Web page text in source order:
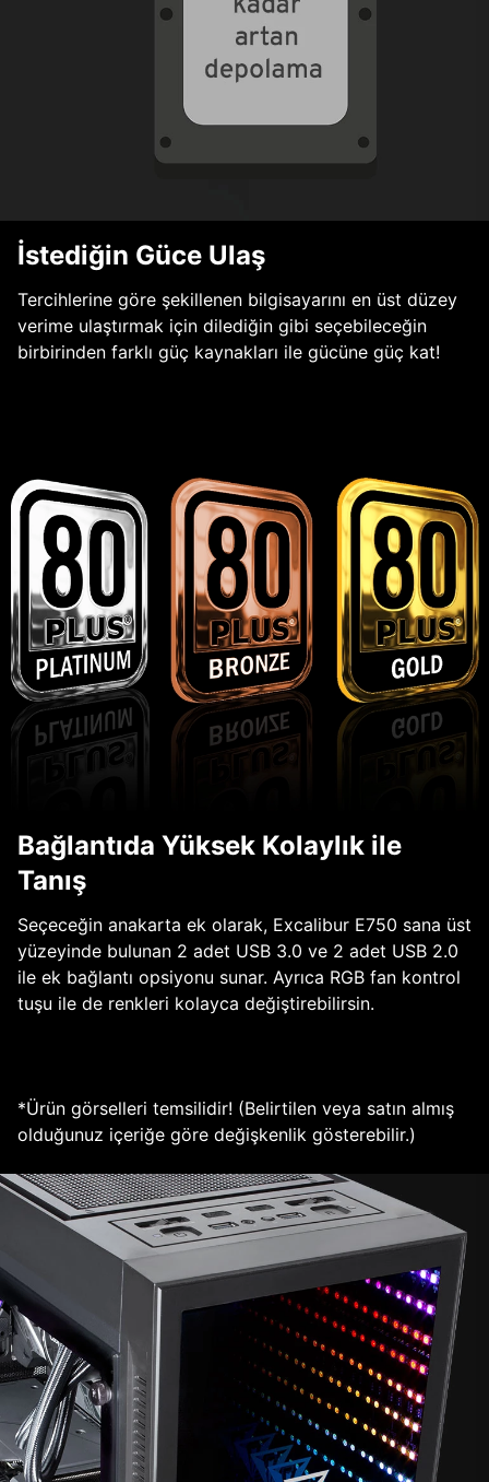
İstediğin Güce Ulaş
Tercihlerine göre şekillenen bilgisayarını en üst düzey
verime ulaştırmak için dilediğin gibi seçebileceğin
birbirinden farklı güç kaynakları ile gücüne güç kat!
Bağlantıda Yüksek Kolaylık ile
Tanış
Seçeceğin anakarta ek olarak, Excalibur E750 sana üst
yüzeyinde bulunan 2 adet USB 3.0 ve 2 adet USB 2.0
ile ek bağlantı opsiyonu sunar. Ayrıca RGB fan kontrol
tuşu ile de renkleri kolayca değiştirebilirsin.
*Ürün görselleri temsilidir! (Belirtilen veya satın almış
olduğunuz içeriğe göre değişkenlik gösterebilir.)